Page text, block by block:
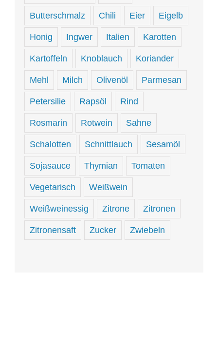
Butterschmalz Chili Eier Eigelb
Honig Ingwer Italien Karotten
Kartoffeln Knoblauch Koriander
Mehl Milch Olivenöl Parmesan
Petersilie Rapsöl Rind
Rosmarin Rotwein Sahne
Schalotten Schnittlauch Sesamöl
Sojasauce Thymian Tomaten
Vegetarisch Weißwein
Weißweinessig Zitrone Zitronen
Zitronensaft Zucker Zwiebeln